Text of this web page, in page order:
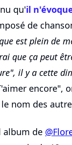
qu'il
de
est plein de
que ça peut
il y a cette
encore",
nom des
album de